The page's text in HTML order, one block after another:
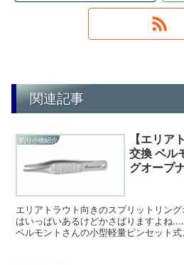
関連記事
釣り小物紹介
【エリア
交換 ベル
グオープ
エリアトラウト向きのスプリットリン
はいっぱいあるけどかさばりますよね
ベルモントさんの小型軽量ピンセット